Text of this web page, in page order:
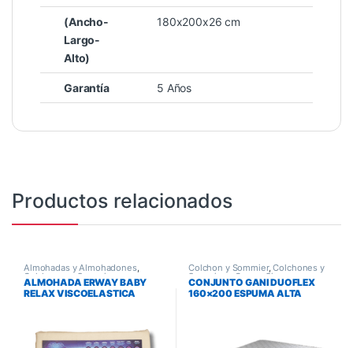
(Ancho-
Largo-
Alto)
180x200x26 cm
Garantía 5 Años
Productos relacionados
Almohadas y Almohadones,
Colchones y Sommiers
ALMOHADA ERWAY BABY
RELAX VISCOELASTICA
Colchon y Sommier,Colchones y
Sommiers,Queen Size
CONJUNTO GANI DUOFLEX
160×200 ESPUMA ALTA